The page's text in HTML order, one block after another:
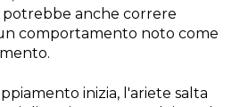
potrebbe anche correre
comportamento noto come
inizia, l'ariete salta